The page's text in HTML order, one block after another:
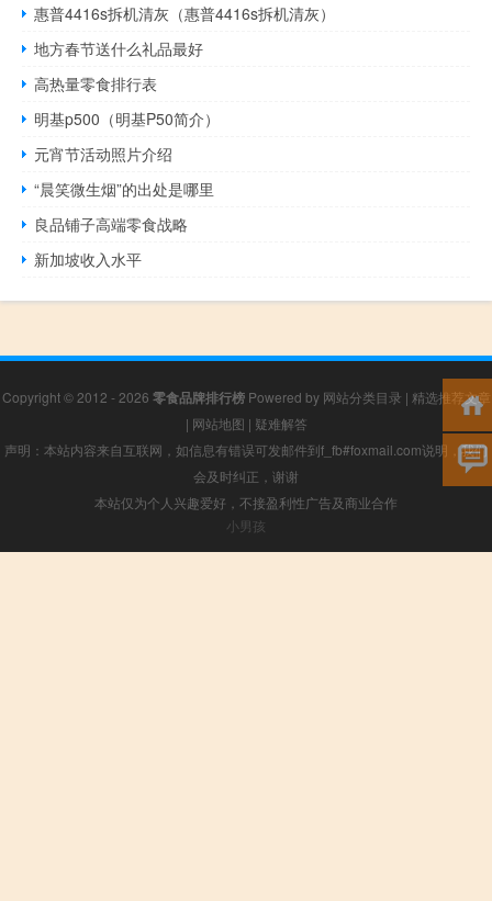
惠普4416s拆机清灰（惠普4416s拆机清灰）
地方春节送什么礼品最好
高热量零食排行表
明基p500（明基P50简介）
元宵节活动照片介绍
“晨笑微生烟”的出处是哪里
良品铺子高端零食战略
新加坡收入水平
Copyright © 2012 - 2026 零食品牌排行榜Powered by 网站分类目录 | 精选推荐文章
| 网站地图 | 疑难解答
声明：本站内容来自互联网，如信息有错误可发邮件到f_fb#foxmail.com说明，我们
会及时纠正，谢谢
本站仅为个人兴趣爱好，不接盈利性广告及商业合作
小男孩